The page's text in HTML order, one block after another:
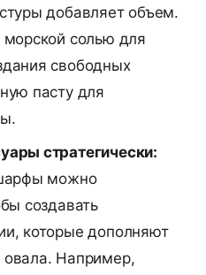
добавляет объем.
морской солью для
свободных
пасту для
стратегически:
можно
создавать
которые дополняют
овала. Например,